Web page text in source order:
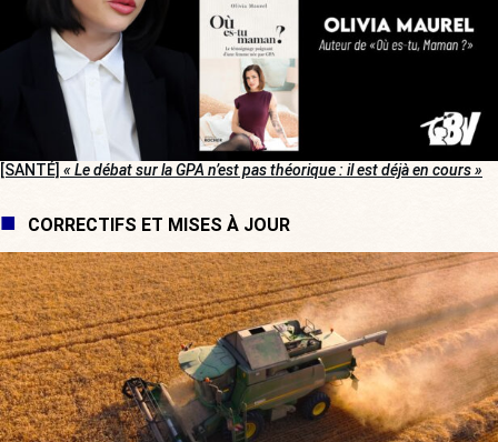
[SANTÉ] « Le débat sur la GPA n’est pas théorique : il est déjà en cours »
CORRECTIFS ET MISES À JOUR